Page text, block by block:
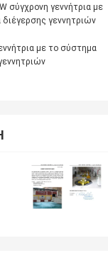
σύγχρονη γεννήτρια με
γεννητριών
με το σύστημα